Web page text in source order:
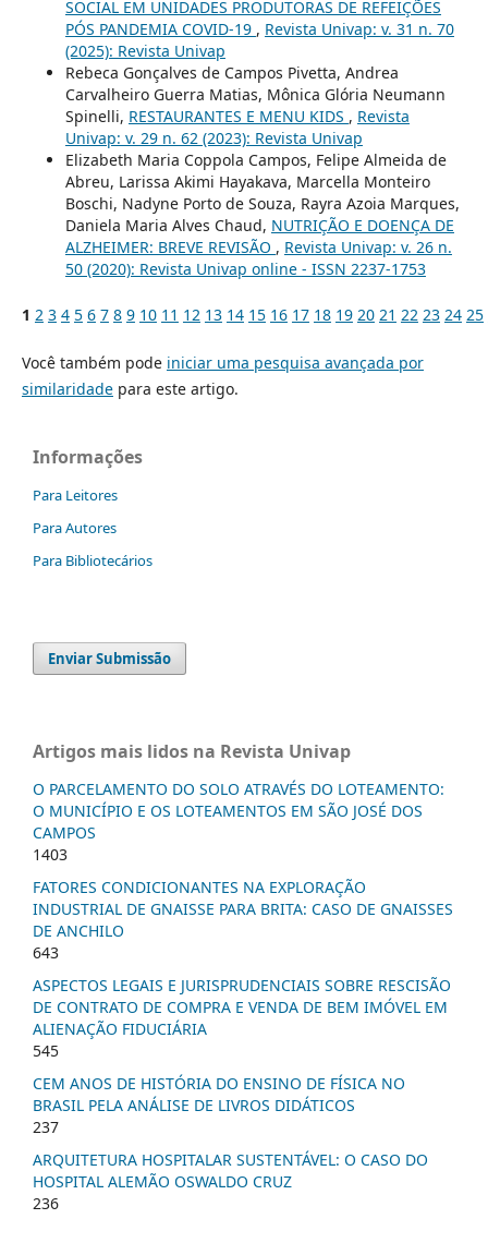
SOCIAL EM UNIDADES PRODUTORAS DE REFEIÇÕES
PÓS PANDEMIA COVID-19 , Revista Univap: v. 31 n. 70
(2025): Revista Univap
Rebeca Gonçalves de Campos Pivetta, Andrea
Carvalheiro Guerra Matias, Mônica Glória Neumann
Spinelli, RESTAURANTES E MENU KIDS , Revista
Univap: v. 29 n. 62 (2023): Revista Univap
Elizabeth Maria Coppola Campos, Felipe Almeida de
Abreu, Larissa Akimi Hayakava, Marcella Monteiro
Boschi, Nadyne Porto de Souza, Rayra Azoia Marques,
Daniela Maria Alves Chaud, NUTRIÇÃO E DOENÇA DE
ALZHEIMER: BREVE REVISÃO , Revista Univap: v. 26 n.
50 (2020): Revista Univap online - ISSN 2237-1753
1 2 3 4 5 6 7 8 9 10 11 12 13 14 15 16 17 18 19 20 21 22 23 24 25
Você também pode iniciar uma pesquisa avançada por
similaridadepara este artigo.
Informações
Para Leitores
Para Autores
Para Bibliotecários
Enviar Submissão
Artigos mais lidos na Revista Univap
O PARCELAMENTO DO SOLO ATRAVÉS DO LOTEAMENTO:
O MUNICÍPIO E OS LOTEAMENTOS EM SÃO JOSÉ DOS
CAMPOS
1403
FATORES CONDICIONANTES NA EXPLORAÇÃO
INDUSTRIAL DE GNAISSE PARA BRITA: CASO DE GNAISSES
DE ANCHILO
643
ASPECTOS LEGAIS E JURISPRUDENCIAIS SOBRE RESCISÃO
DE CONTRATO DE COMPRA E VENDA DE BEM IMÓVEL EM
ALIENAÇÃO FIDUCIÁRIA
545
CEM ANOS DE HISTÓRIA DO ENSINO DE FÍSICA NO
BRASIL PELA ANÁLISE DE LIVROS DIDÁTICOS
237
ARQUITETURA HOSPITALAR SUSTENTÁVEL: O CASO DO
HOSPITAL ALEMÃO OSWALDO CRUZ
236